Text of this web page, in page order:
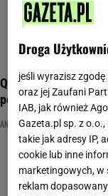
Quiz dla
postaci?
ANIMACJE BAJKI DLA DZIECI
Droga
jeśli wyrazisz zgodę
oraz jej Zaufani
IAB, jak również
Gazeta.pl sp. z
takie jak adresy IP,
cookie lub inne
marketingowych, w
reklam